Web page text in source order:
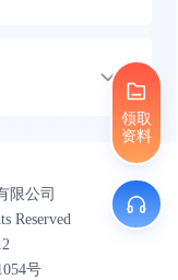
领取
资料
限公司
Reserved
号